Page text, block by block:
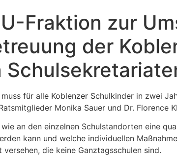
Fraktion zur
der
für alle Koblenzer Schulkinder in zwei
Monika Sauer und Dr. Florence
an den einzelnen Schulstandorten eine
kann und welche individuellen
die keine Ganztagsschulen sind.